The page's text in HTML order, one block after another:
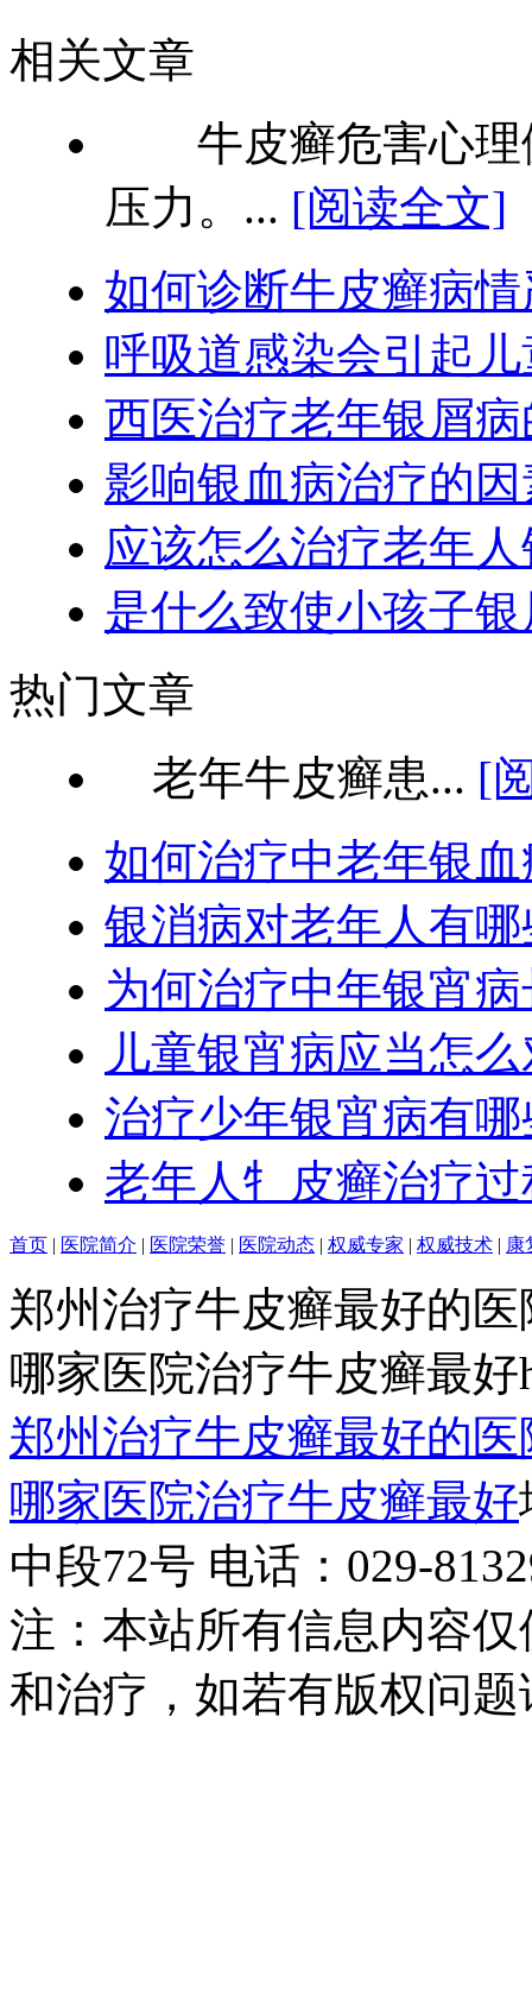
相关文章
牛皮癣危害心理
压力。... [阅读全文]
如何诊断牛皮癣病
呼吸道感染会引起
西医治疗老年银屑
影响银血病治疗的
应该怎么治疗老年
是什么致使小孩子
热门文章
老年牛皮癣患... [
如何治疗中老年银血
银消病对老年人有
为何治疗中年银宵
儿童银宵病应当怎
治疗少年银宵病有
老年人牜皮癣治疗
首页 | 医院简介 | 医院荣誉 | 医院动态 | 权威专家 | 权威技术 | 康
郑州治疗牛皮癣最好的
哪家医院治疗牛皮癣最好
郑州治疗牛皮癣最好的
哪家医院治疗牛皮癣最好
中段72号 电话：029-
注：本站所有信息内容
和治疗，如若有版权问